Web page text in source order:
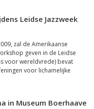
Leidse Jazzweek
zal de Amerikaanse
geven in de Leidse
voor wereldvrede) bevat
voor lichamelijke
in Museum Boerhaave